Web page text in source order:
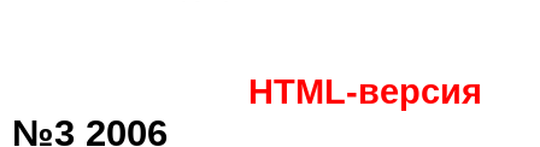
HTML-версия
№3 2006